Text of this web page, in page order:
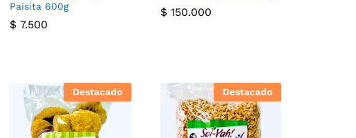
Paisita 600g
$ 7.500
$ 7.500
$ 150.000
$ 150.000
Destacado Destacado